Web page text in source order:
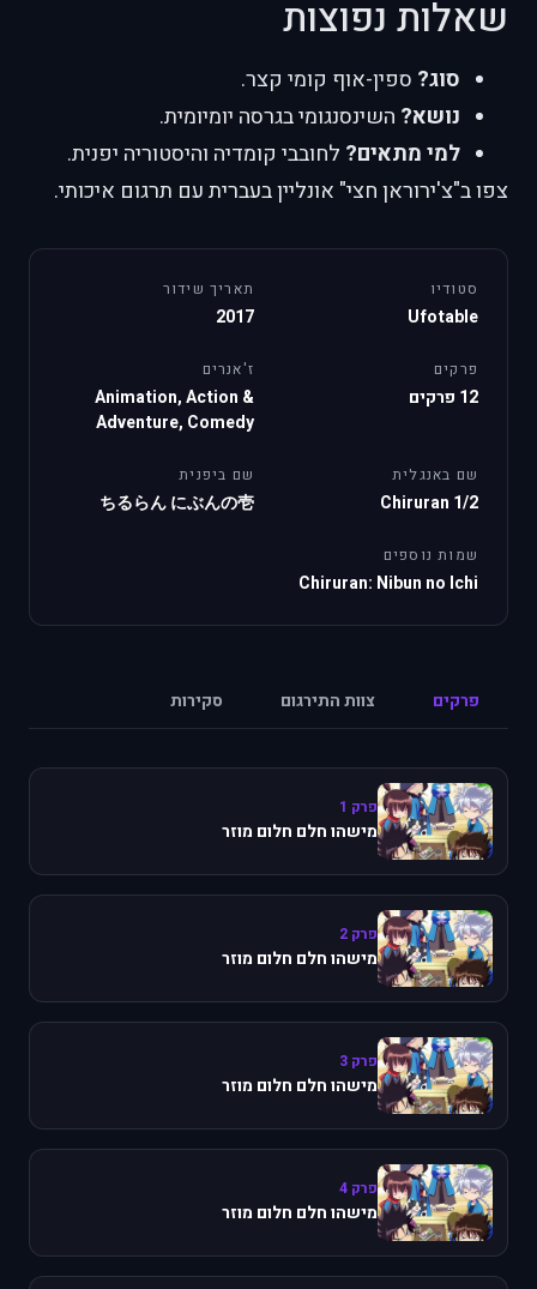
שאלות נפוצות
סוג? ספין-אוף קומי קצר.
נושא? השינסנגומי בגרסה יומיומית.
למי מתאים? לחובבי קומדיה והיסטוריה יפנית.
צפו ב"צ'ירוראן חצי" אונליין בעברית עם תרגום איכותי.
סטודיו
Ufotable
תאריך שידור
2017
פרקים
12 פרקים
ז'אנרים
Animation, Action &
Adventure, Comedy
שם באנגלית
Chiruran 1/2
שם ביפנית
ちるらん にぶんの壱
שמות נוספים
Chiruran: Nibun no Ichi
פרקים צוות התירגום סקירות
פרק 1
מישהו חלם חלום מוזר
פרק 2
מישהו חלם חלום מוזר
פרק 3
מישהו חלם חלום מוזר
פרק 4
מישהו חלם חלום מוזר